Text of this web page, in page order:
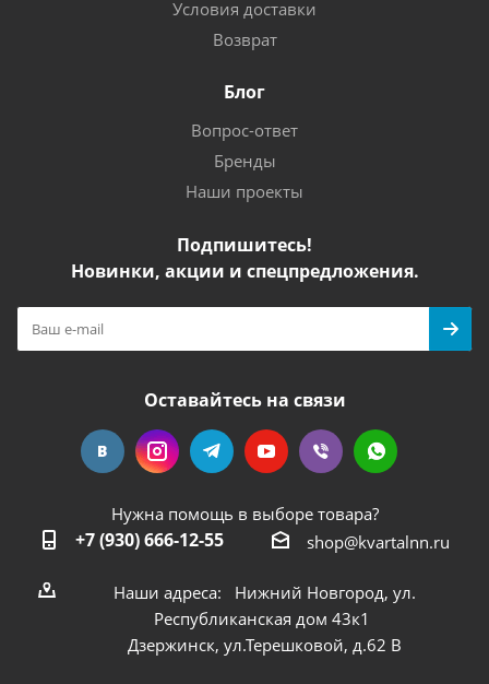
Условия доставки
Возврат
Блог
Вопрос-ответ
Бренды
Наши проекты
Подпишитесь!
Новинки, акции и спецпредложения.
Оставайтесь на связи
Нужна помощь в выборе товара?
+7 (930) 666-12-55 shop@kvartalnn.ru
Наши адреса: Нижний Новгород, ул.
Республиканская дом 43к1
Дзержинск, ул.Терешковой, д.62 В